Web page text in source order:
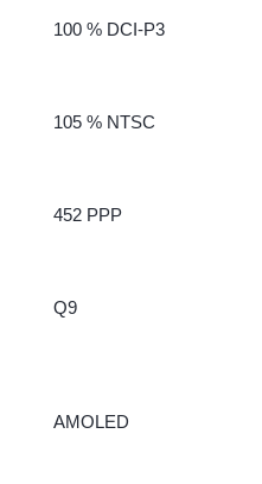
100 % DCI-P3
105 % NTSC
452 PPP
Q9
AMOLED